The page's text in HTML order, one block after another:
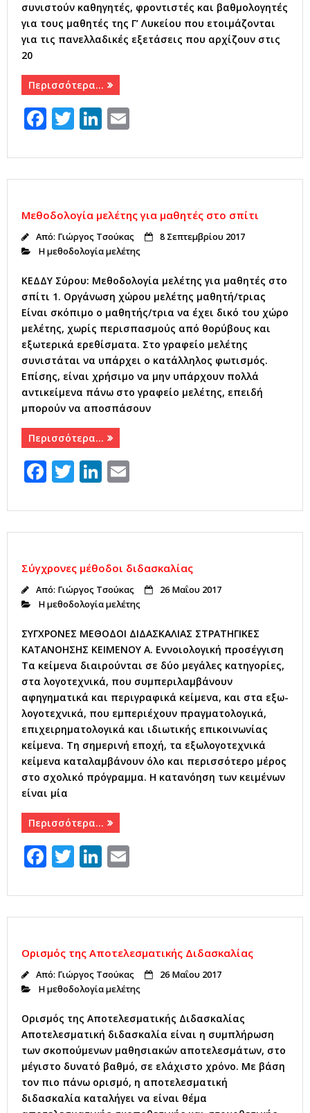
συνιστούν καθηγητές, φροντιστές και βαθμολογητές
για τους μαθητές της Γ’ Λυκείου που ετοιμάζονται
για τις πανελλαδικές εξετάσεις που αρχίζουν στις
20
Περισσότερα…
F
c
e
b
o
o
k
T
it
te
r
Li
k
e
dI
n
ai
l
Μεθοδολογία μελέτης για μαθητές στο σπίτι
Από: Γιώργος Τσούκας
8 Σεπτεμβρίου 2017
Η μεθοδολογία μελέτης
ΚΕΔΔΥ Σύρου: Μεθοδολογία μελέτης για μαθητές στο
σπίτι 1. Οργάνωση χώρου μελέτης μαθητή/τριας
Είναι σκόπιμο ο μαθητής/τρια να έχει δικό του χώρο
μελέτης, χωρίς περισπασμούς από θορύβους και
εξωτερικά ερεθίσματα. Στο γραφείο μελέτης
συνιστάται να υπάρχει ο κατάλληλος φωτισμός.
Επίσης, είναι χρήσιμο να μην υπάρχουν πολλά
αντικείμενα πάνω στο γραφείο μελέτης, επειδή
μπορούν να αποσπάσουν
Περισσότερα…
F
c
e
b
o
o
k
T
it
te
r
Li
k
e
dI
n
ai
l
Σύγχρονες μέθοδοι διδασκαλίας
Από: Γιώργος Τσούκας
26 Μαΐου 2017
Η μεθοδολογία μελέτης
ΣΥΓΧΡΟΝΕΣ ΜΕΘΟΔΟΙ ΔΙΔΑΣΚΑΛΙΑΣ ΣΤΡΑΤΗΓΙΚΕΣ
ΚΑΤΑΝΟΗΣΗΣ ΚΕΙΜΕΝΟΥ Α. Εννοιολογική προσέγγιση
Τα κείμενα διαιρούνται σε δύο μεγάλες κατηγορίες,
στα λογοτεχνικά, που συμπεριλαμβάνουν
αφηγηματικά και περιγραφικά κείμενα, και στα εξω-
λογοτεχνικά, που εμπεριέχουν πραγματολογικά,
επιχειρηματολογικά και ιδιωτικής επικοινωνίας
κείμενα. Τη σημερινή εποχή, τα εξωλογοτεχνικά
κείμενα καταλαμβάνουν όλο και περισσότερο μέρος
στο σχολικό πρόγραμμα. Η κατανόηση των κειμένων
είναι μία
Περισσότερα…
F
c
e
b
o
o
k
T
it
te
r
Li
k
e
dI
n
ai
l
Ορισμός της Αποτελεσματικής Διδασκαλίας
Από: Γιώργος Τσούκας
26 Μαΐου 2017
Η μεθοδολογία μελέτης
Oρισμός της Αποτελεσματικής Διδασκαλίας
Αποτελεσματική διδασκαλία είναι η συμπλήρωση
των σκοπούμενων μαθησιακών αποτελεσμάτων, στο
μέγιστο δυνατό βαθμό, σε ελάχιστο χρόνο. Με βάση
τον πιο πάνω ορισμό, η αποτελεσματική
διδασκαλία καταλήγει να είναι θέμα